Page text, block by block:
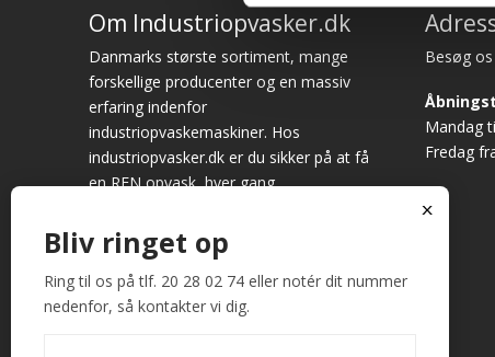
Om Industriopvasker.dk
Danmarks største sortiment, mange
forskellige producenter og en massiv
erfaring indenfor
industriopvaskemaskiner. Hos
industriopvasker.dk er du sikker på at få
en REN opvask, hver gang.
Vi ved det godt – opvask er sjældent
først på dagsordenen. Alligevel bruges
der hver dag mange timer på at vaske
op. Fungerer maskinen ikke optimalt,
Besøg
Mandag
Fredag
x
Bliv ringet op
Ring til os på tlf. 20 28 02 74 eller notér dit nummer
nedenfor, så kontakter vi dig.